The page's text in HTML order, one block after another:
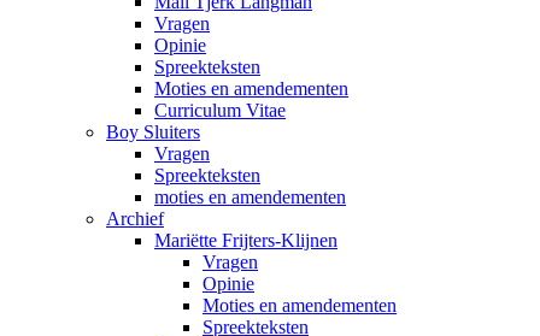
Vragen
Opinie
Spreekteksten
Moties en amendementen
Curriculum Vitae
Boy Sluiters
Vragen
Spreekteksten
moties en amendementen
Archief
Mariëtte Frijters-Klijnen
Vragen
Opinie
Moties en amendementen
Spreekteksten